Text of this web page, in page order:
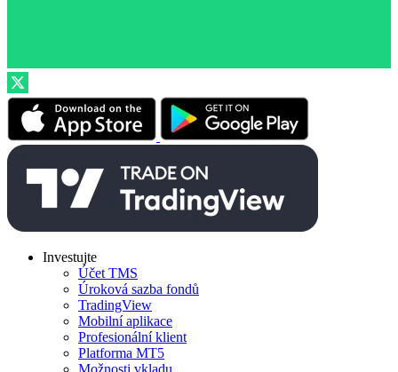
Investujte
Účet TMS
Úroková sazba fondů
TradingView
Mobilní aplikace
Profesionální klient
Platforma MT5
Možnosti vkladu